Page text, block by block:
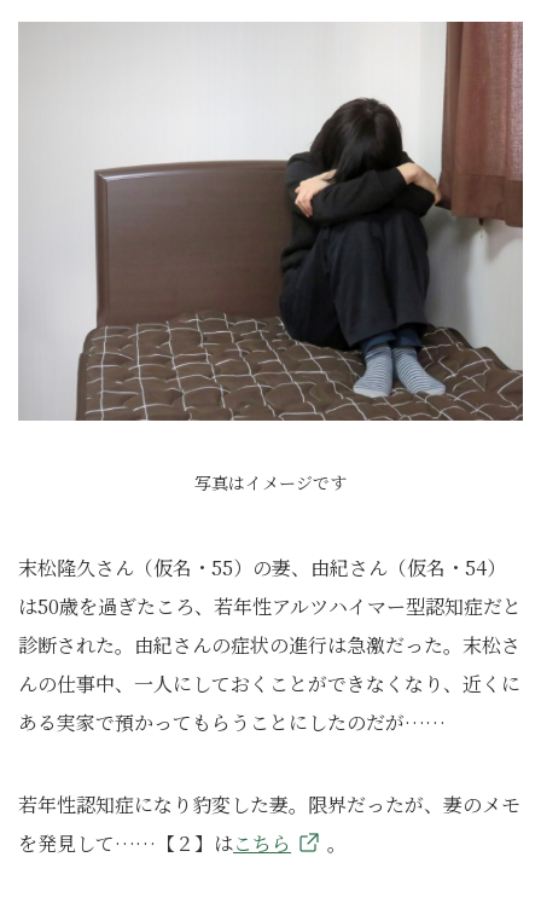
写真はイメージです
末松隆久さん（仮名・55）の妻、由紀さん（仮名・54）
は50歳を過ぎたころ、若年性アルツハイマー型認知症だと
診断された。由紀さんの症状の進行は急激だった。末松さ
んの仕事中、一人にしておくことができなくなり、近くに
ある実家で預かってもらうことにしたのだが……
若年性認知症になり豹変した妻。限界だったが、妻のメモ
を発見して……【２】はこちら 。